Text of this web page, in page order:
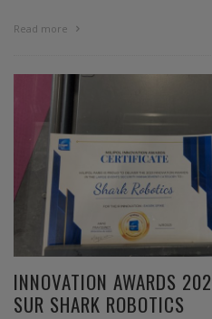
Read more
INNOVATION AWARDS
SUR SHARK ROBOTICS